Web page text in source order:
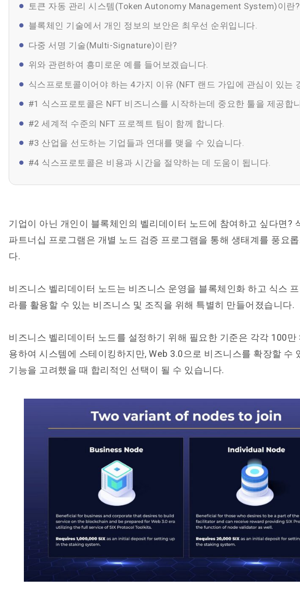
토큰 자동 관리 시스템(Token Autonomy Management System)이란?
블록체인 기술에서 개인 정보의 보안은 최우선 순위입니다.
다중 서명 기술(Multi-Signature)이란?
위와 관련하여 흥미로운 예를 들어보겠습니다.
식스프로토콜이어야 하는 4가지 이유 (NFT 랜드 가입에 관심이 있는
#1 식스프로토콜은 NFT 비즈니스를 시작하는데 중요한 툴을 제공합
#2 세계적 수준의 NFT 프로젝트 팀이 함께 합니다.
#3 산업을 선도하는 기업들과 연대를 맺을 수 있습니다.
#4 식스프로토콜은 비용과 시간을 절약하는 데 도움이 됩니다.
기업이 아닌 개인이 블록체인의 벨리데이터 노드에 참여하고 싶다면?
파트너십 프로그램은 개별 노드 검증 프로그램을 통해 생태계를 풍요
다.
비즈니스 벨리데이터 노드는 비즈니스 운영을 블록체인화 하고 식스
라를 활용할 수 있는 비즈니스 및 조직을 위해 특별히 만들어졌습니다.
비즈니스 벨리데이터 노드를 설정하기 위해 필요한 기준은 각각 100만
용하여 시스템에 스테이킹하지만, Web 3.0으로 비즈니스를 확장할 수
기능을 고려했을 때 합리적인 선택이 될 수 있습니다.